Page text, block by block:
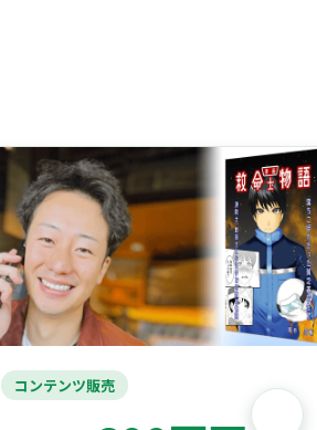
コンテンツ販売